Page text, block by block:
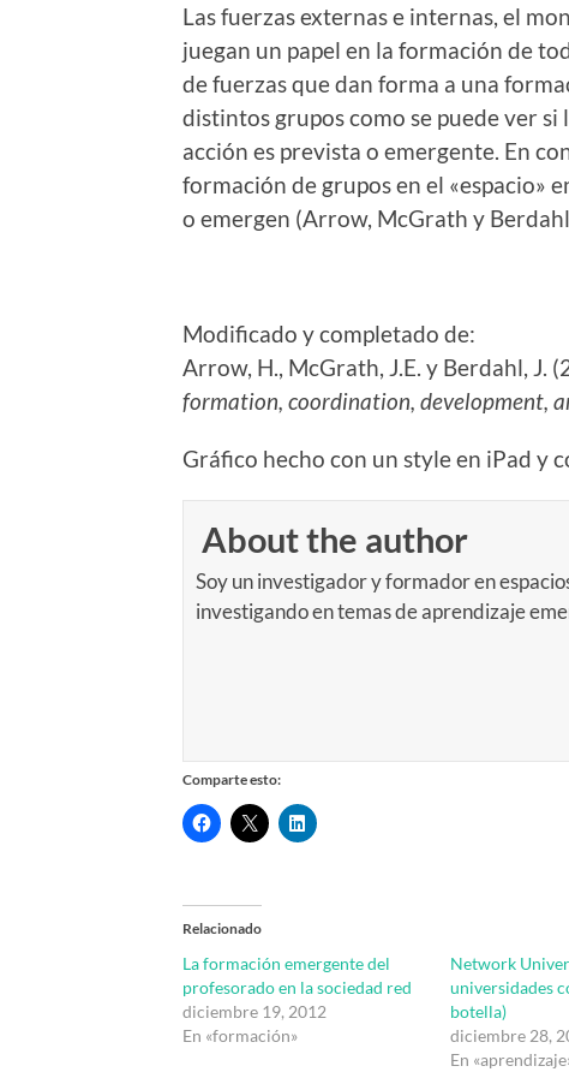
Las fuerzas externas e internas, el
juegan un papel en la formación de
de fuerzas que dan forma a una
distintos grupos como se puede ver si
acción es prevista o emergente. En
formación de grupos en el «espacio»
o emergen (Arrow, McGrath y
Modificado y completado de:
Arrow, H., McGrath, J.E. y Berdahl, J.
formation, coordination, development,
Gráfico hecho con un style en iPad y
About the author
Soy un investigador y formador en
investigando en temas de aprendizaje
Comparte esto:
Relacionado
La formación emergente del
profesorado en la sociedad red
diciembre 19, 2012
En «formación»
Network
universidades
botella)
diciembre 28,
En